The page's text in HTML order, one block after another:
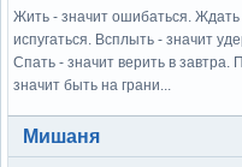
Жить - значит ошибаться. Ждать
испугаться. Всплыть - значит
Спать - значит верить в завтра.
значит быть на грани...
Вне форума
Мишаня